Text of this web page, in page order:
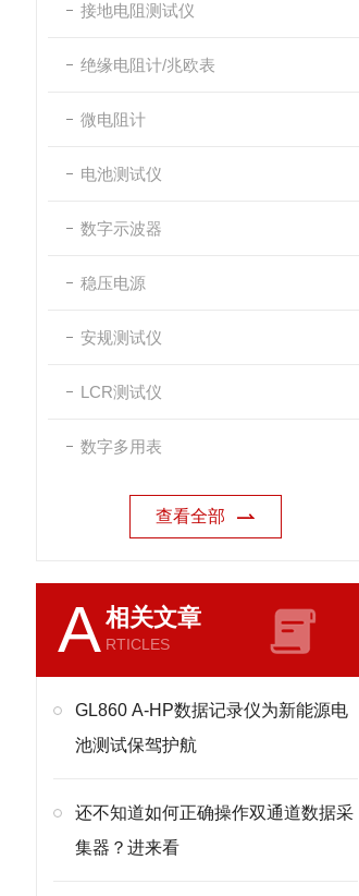
接地电阻测试仪
绝缘电阻计/兆欧表
微电阻计
电池测试仪
数字示波器
稳压电源
安规测试仪
LCR测试仪
数字多用表
查看全部
A相关文章
RTICLES
GL860 A-HP数据记录仪为新能源电
池测试保驾护航
还不知道如何正确操作双通道数据采
集器？进来看